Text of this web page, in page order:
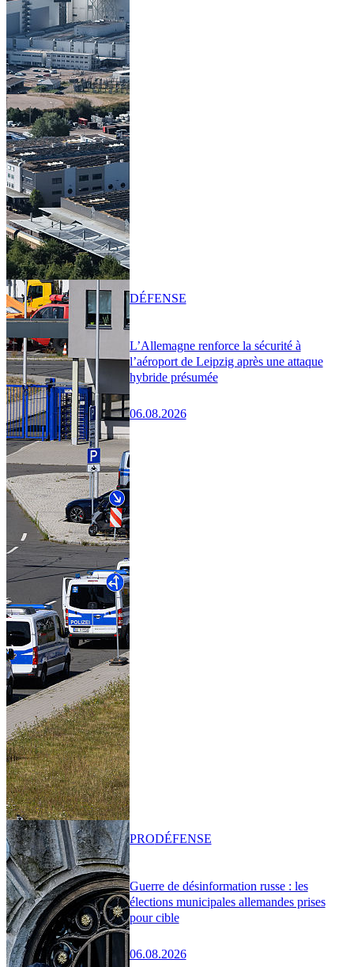
L’Allemagne renforce la sécurité à
l’aéroport de Leipzig après une attaque
hybride présumée
06.08.2026
DÉFENSE
Guerre de désinformation russe : les
élections municipales allemandes prises
pour cible
06.08.2026
PRODÉFENSE